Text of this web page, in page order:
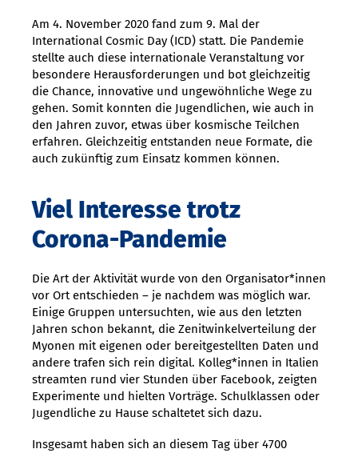
Am 4. November 2020 fand zum 9. Mal der
International Cosmic Day (ICD) statt. Die Pandemie
stellte auch diese internationale Veranstaltung vor
besondere Herausforderungen und bot gleichzeitig
die Chance, innovative und ungewöhnliche Wege zu
gehen. Somit konnten die Jugendlichen, wie auch in
den Jahren zuvor, etwas über kosmische Teilchen
erfahren. Gleichzeitig entstanden neue Formate, die
auch zukünftig zum Einsatz kommen können.
Viel Interesse trotz
Corona-Pandemie
Die Art der Aktivität wurde von den Organisator*innen
vor Ort entschieden – je nachdem was möglich war.
Einige Gruppen untersuchten, wie aus den letzten
Jahren schon bekannt, die Zenitwinkelverteilung der
Myonen mit eigenen oder bereitgestellten Daten und
andere trafen sich rein digital. Kolleg*innen in Italien
streamten rund vier Stunden über Facebook, zeigten
Experimente und hielten Vorträge. Schulklassen oder
Jugendliche zu Hause schaltetet sich dazu.
Insgesamt haben sich an diesem Tag über 4700